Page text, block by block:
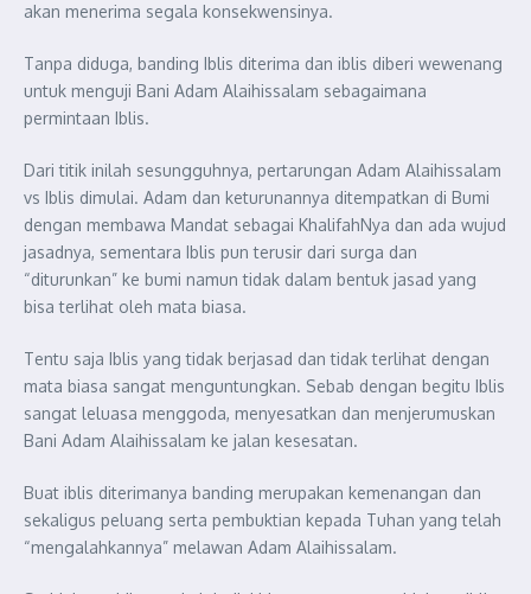
akan menerima segala konsekwensinya.
Tanpa diduga, banding Iblis diterima dan iblis diberi wewenang
untuk menguji Bani Adam Alaihissalam sebagaimana
permintaan Iblis.
Dari titik inilah sesungguhnya, pertarungan Adam Alaihissalam
vs Iblis dimulai. Adam dan keturunannya ditempatkan di Bumi
dengan membawa Mandat sebagai KhalifahNya dan ada wujud
jasadnya, sementara Iblis pun terusir dari surga dan
“diturunkan” ke bumi namun tidak dalam bentuk jasad yang
bisa terlihat oleh mata biasa.
Tentu saja Iblis yang tidak berjasad dan tidak terlihat dengan
mata biasa sangat menguntungkan. Sebab dengan begitu Iblis
sangat leluasa menggoda, menyesatkan dan menjerumuskan
Bani Adam Alaihissalam ke jalan kesesatan.
Buat iblis diterimanya banding merupakan kemenangan dan
sekaligus peluang serta pembuktian kepada Tuhan yang telah
“mengalahkannya” melawan Adam Alaihissalam.